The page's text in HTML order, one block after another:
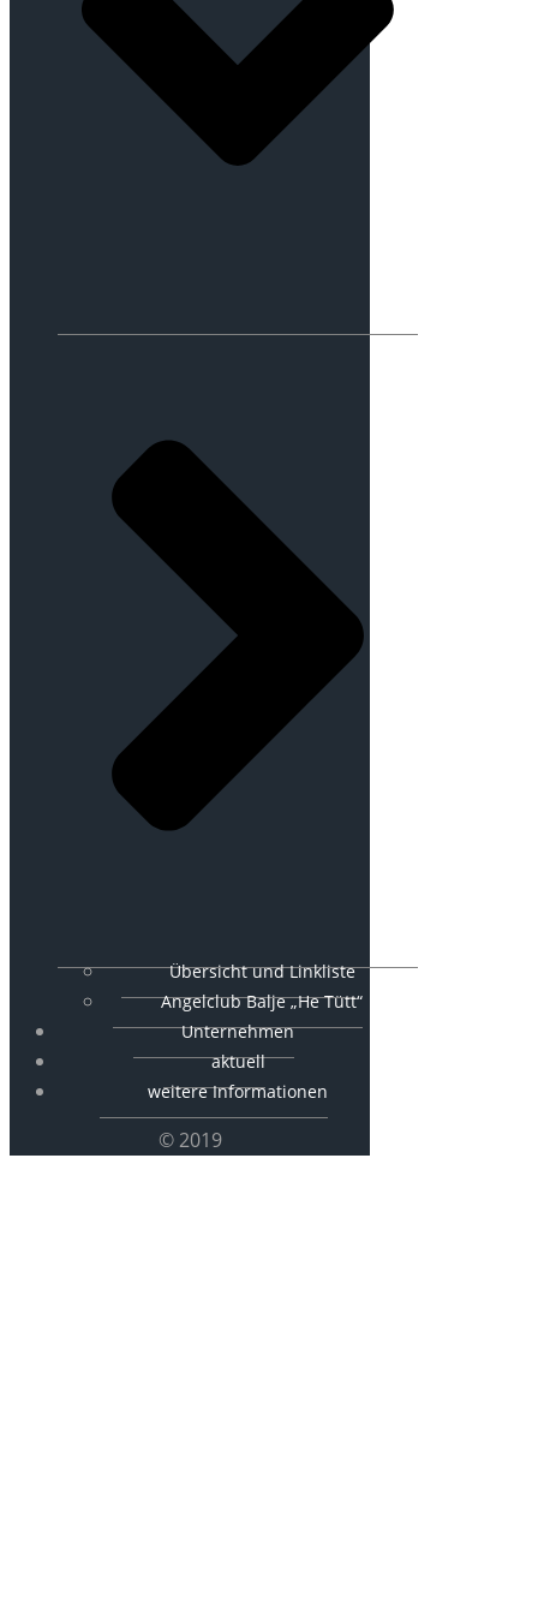
Übersicht und Linkliste
Angelclub Balje „He Tütt“
Unternehmen
aktuell
weitere Informationen
© 2019